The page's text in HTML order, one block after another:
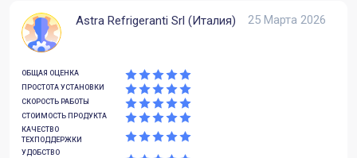
Astra Refrigeranti Srl (Италия) 25 Марта 2026
ОБЩАЯ ОЦЕНКА
ПРОСТОТА УСТАНОВКИ
СКОРОСТЬ РАБОТЫ
СТОИМОСТЬ ПРОДУКТА
КАЧЕСТВО
ТЕХПОДДЕРЖКИ
УДОБСТВО